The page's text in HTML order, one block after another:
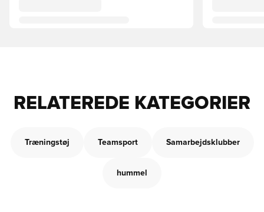
RELATEREDE KATEGORIER
Træningstøj Teamsport Samarbejdsklubber
hummel